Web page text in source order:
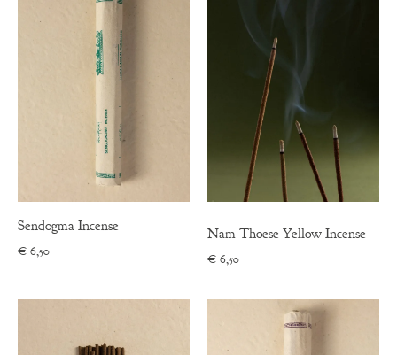
Sendogma Incense
€ 6,50
Nam Thoese Yellow Incense
€ 6,50